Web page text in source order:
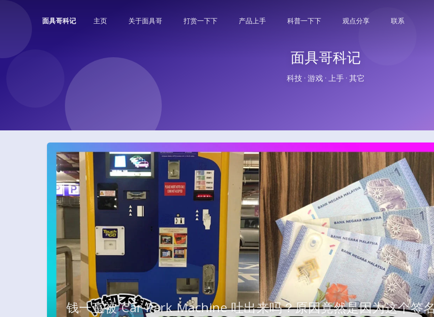
面具哥科记 主页 关于面具哥 打赏一下下 产品上手 科普一下下 观点分享 联系
面具哥科记
科技 · 游戏 · 上手 · 其它
钱一直被 Car Park Machine 吐出来吗？原因竟然是因为这个签